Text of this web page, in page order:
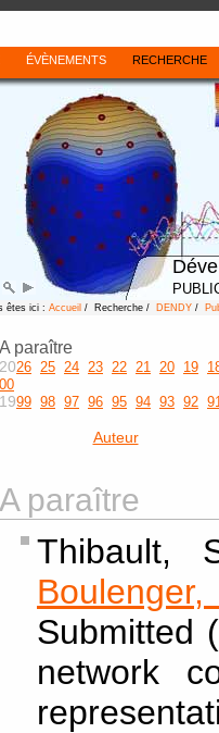
ÉVÈNEMENTS RECHERCHE
êtes ici : Accueil / Recherche / DENDY /
A paraître
2026 25 24 23 22 21 20 19
00
1999 98 97 96 95 94 93 92
Auteur
A paraître
Thibault,
Submitted
network